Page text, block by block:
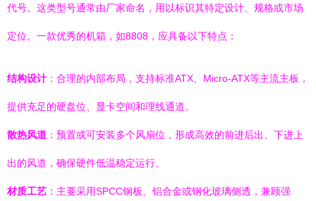
代号。这类型号通常由厂家命名，用以标识其特定设计、规格或市场
定位。一款优秀的机箱，如8808，应具备以下特点：
结构设计 ：合理的内部布局，支持标准ATX、Micro-ATX等主流主板，
提供充足的硬盘位、显卡空间和理线通道。
散热风道 ：预置或可安装多个风扇位，形成高效的前进后出、下进上
出的风道，确保硬件低温稳定运行。
材质工艺 ：主要采用SPCC钢板、铝合金或钢化玻璃侧透，兼顾强